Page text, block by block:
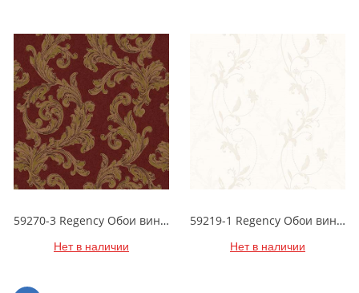
59270-3 Regency Обои виниловые на бумажной основе 1.06*15.5
Нет в наличии
59219-1 Regency Обои виниловые на бумажной основе 1.06*15.5
Нет в наличии